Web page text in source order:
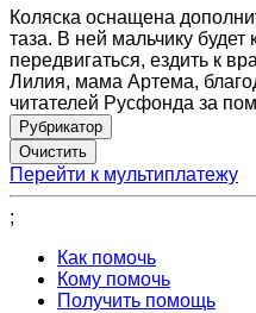
Коляска оснащена
таза. В ней мальчику будет
передвигаться, ездить к
Лилия, мама Артема,
читателей Русфонда за
Рубрикатор
Перейти к мультиплатежу
;
Как помочь
Кому помочь
Получить помощь